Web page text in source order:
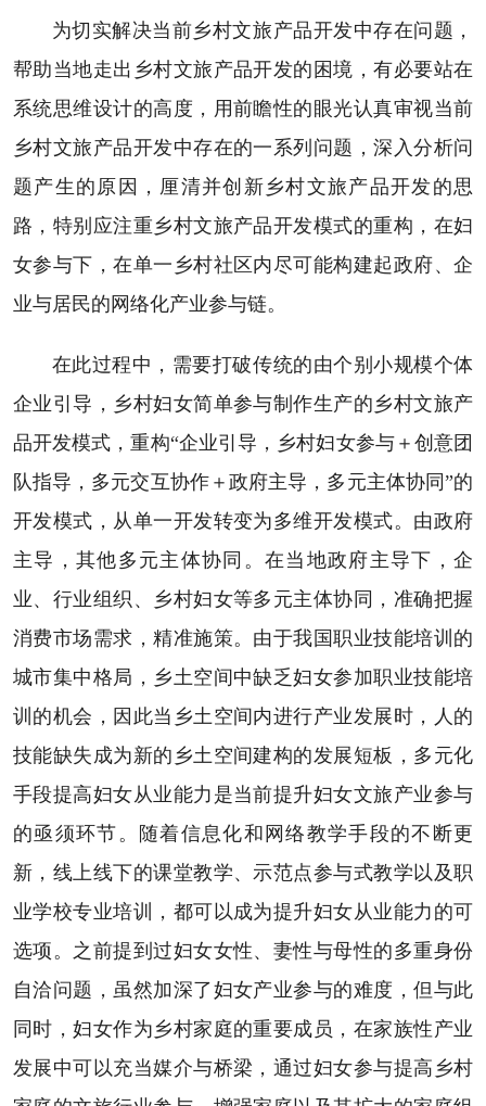
为切实解决当前乡村文旅产品开发中存在问题，
帮助当地走出乡村文旅产品开发的困境，有必要站在
系统思维设计的高度，用前瞻性的眼光认真审视当前
乡村文旅产品开发中存在的一系列问题，深入分析问
题产生的原因，厘清并创新乡村文旅产品开发的思
路，特别应注重乡村文旅产品开发模式的重构，在妇
女参与下，在单一乡村社区内尽可能构建起政府、企
业与居民的网络化产业参与链。
在此过程中，需要打破传统的由个别小规模个体
企业引导，乡村妇女简单参与制作生产的乡村文旅产
品开发模式，重构“企业引导，乡村妇女参与＋创意团
队指导，多元交互协作＋政府主导，多元主体协同”的
开发模式，从单一开发转变为多维开发模式。由政府
主导，其他多元主体协同。在当地政府主导下，企
业、行业组织、乡村妇女等多元主体协同，准确把握
消费市场需求，精准施策。由于我国职业技能培训的
城市集中格局，乡土空间中缺乏妇女参加职业技能培
训的机会，因此当乡土空间内进行产业发展时，人的
技能缺失成为新的乡土空间建构的发展短板，多元化
手段提高妇女从业能力是当前提升妇女文旅产业参与
的亟须环节。随着信息化和网络教学手段的不断更
新，线上线下的课堂教学、示范点参与式教学以及职
业学校专业培训，都可以成为提升妇女从业能力的可
选项。之前提到过妇女女性、妻性与母性的多重身份
自洽问题，虽然加深了妇女产业参与的难度，但与此
同时，妇女作为乡村家庭的重要成员，在家族性产业
发展中可以充当媒介与桥梁，通过妇女参与提高乡村